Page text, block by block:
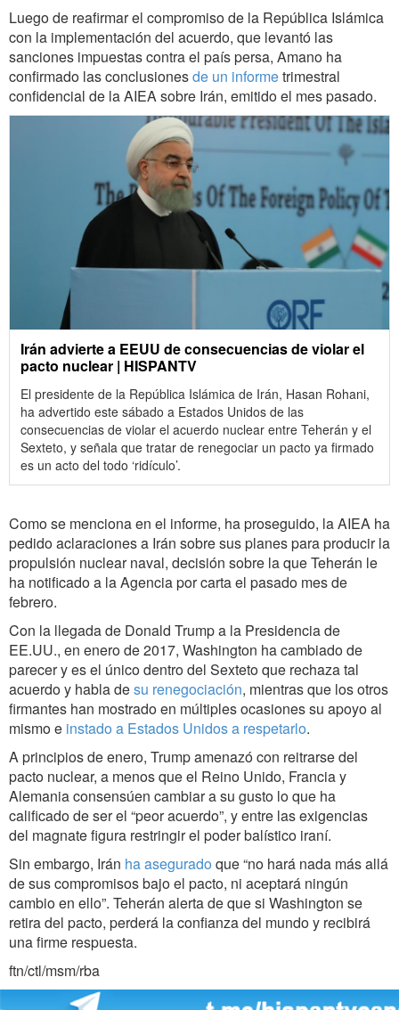
Luego de reafirmar el compromiso de la República Islámica
con la implementación del acuerdo, que levantó las
sanciones impuestas contra el país persa, Amano ha
confirmado las conclusionesde un informetrimestral
confidencial de la AIEA sobre Irán, emitido el mes pasado.
Irán advierte a EEUU de consecuencias de violar el
pacto nuclear | HISPANTV
El presidente de la República Islámica de Irán, Hasan Rohani,
ha advertido este sábado a Estados Unidos de las
consecuencias de violar el acuerdo nuclear entre Teherán y el
Sexteto, y señala que tratar de renegociar un pacto ya firmado
es un acto del todo ‘ridículo’.
Como se menciona en el informe, ha proseguido, la AIEA ha
pedido aclaraciones a Irán sobre sus planes para producir la
propulsión nuclear naval, decisión sobre la que Teherán le
ha notificado a la Agencia por carta el pasado mes de
febrero.
Con la llegada de Donald Trump a la Presidencia de
EE.UU., en enero de 2017, Washington ha cambiado de
parecer y es el único dentro del Sexteto que rechaza tal
acuerdo y habla desu renegociación, mientras que los otros
firmantes han mostrado en múltiples ocasiones su apoyo al
mismo e instado a Estados Unidos a respetarlo.
A principios de enero, Trump amenazó con reitrarse del
pacto nuclear, a menos que el Reino Unido, Francia y
Alemania consensúen cambiar a su gusto lo que ha
calificado de ser el “peor acuerdo”, y entre las exigencias
del magnate figura restringir el poder balístico iraní.
Sin embargo, Irán ha asegurado que “no hará nada más allá
de sus compromisos bajo el pacto, ni aceptará ningún
cambio en ello”. Teherán alerta de que si Washington se
retira del pacto, ‎perderá la confianza del mundo y recibirá
una firme respuesta.
ftn/ctl/msm/rba